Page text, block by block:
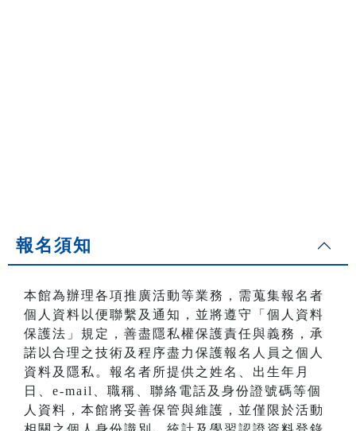
報名須知
本館為辦理各項推廣活動等業務，需蒐集報名者
個人資料以便聯繫及通知，並將遵守「個人資料
保護法」規定，善盡隱私權保護責任與義務，承
諾以合理之技術及程序盡力保護報名人員之個人
資料及隱私。報名者所提供之姓名、出生年月
日、e-mail、職稱、聯絡電話及身份證號碼等個
人資料，本館將妥善保管與維護，並僅限於活動